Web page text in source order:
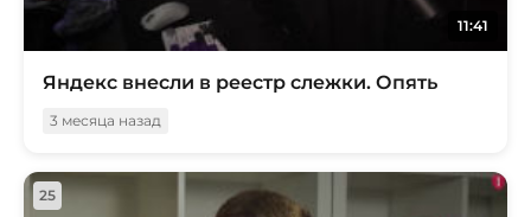
11:41
Яндекс внесли в реестр слежки. Опять
3 месяца назад
25